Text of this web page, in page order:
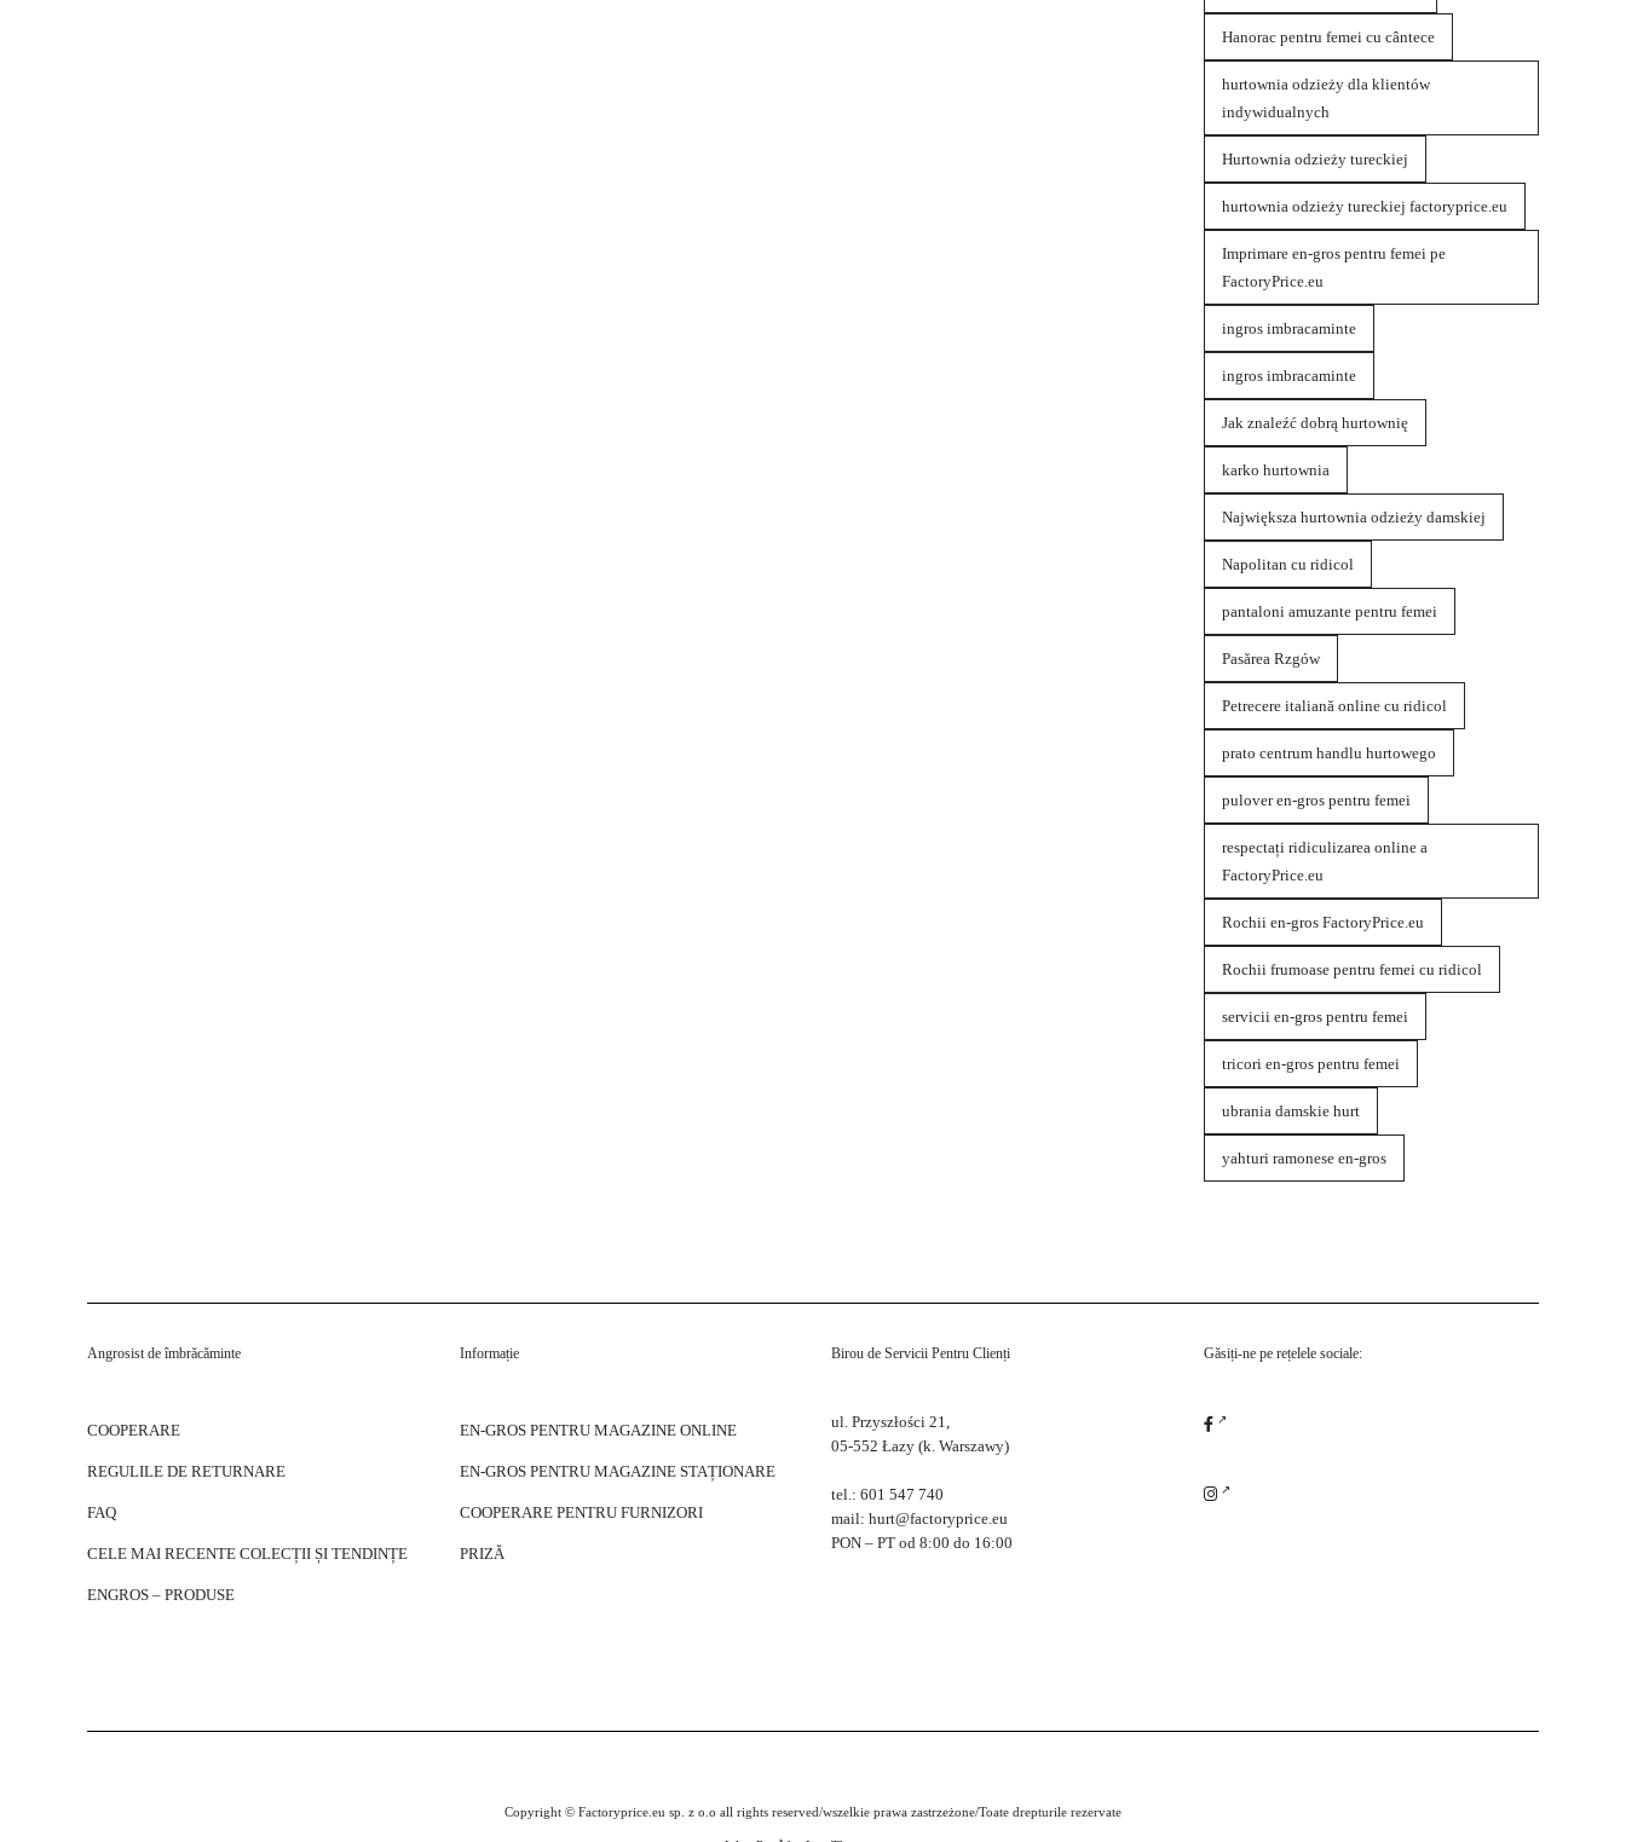
Hanorac pentru femei cu cântece
hurtownia odzieży dla klientów
indywidualnych
Hurtownia odzieży tureckiej
hurtownia odzieży tureckiej factoryprice.eu
Imprimare en-gros pentru femei pe
FactoryPrice.eu
ingros imbracaminte
ingros imbracaminte
Jak znaleźć dobrą hurtownię
karko hurtownia
Największa hurtownia odzieży damskiej
Napolitan cu ridicol
pantaloni amuzante pentru femei
Pasărea Rzgów
Petrecere italiană online cu ridicol
prato centrum handlu hurtowego
pulover en-gros pentru femei
respectați ridiculizarea online a
FactoryPrice.eu
Rochii en-gros FactoryPrice.eu
Rochii frumoase pentru femei cu ridicol
servicii en-gros pentru femei
tricori en-gros pentru femei
ubrania damskie hurt
yahturi ramonese en-gros
Angrosist de îmbrăcăminte
COOPERARE
REGULILE DE RETURNARE
FAQ
CELE MAI RECENTE COLECȚII ȘI TENDINȚE
ENGROS – PRODUSE
Informație
EN-GROS PENTRU MAGAZINE ONLINE
EN-GROS PENTRU MAGAZINE STAȚIONARE
COOPERARE PENTRU FURNIZORI
PRIZĂ
Birou de Servicii Pentru Clienți
ul. Przyszłości 21,
05-552 Łazy (k. Warszawy)
tel.: 601 547 740
mail: hurt@factoryprice.eu
PON – PT od 8:00 do 16:00
Găsiți-ne pe rețelele sociale:
Copyright © Factoryprice.eu sp. z o.o all rights reserved/wszelkie prawa zastrzeżone/Toate drepturile rezervate